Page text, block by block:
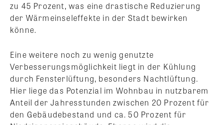
zu 45 Prozent, was eine drastische Reduzierung
der Wärmeinseleffekte in der Stadt bewirken
könne.
Eine weitere noch zu wenig genutzte
Verbesserungsmöglichkeit liegt in der Kühlung
durch Fensterlüftung, besonders Nachtlüftung.
Hier liege das Potenzial im Wohnbau in nutzbarem
Anteil der Jahresstunden zwischen 20 Prozent für
den Gebäudebestand und ca. 50 Prozent für